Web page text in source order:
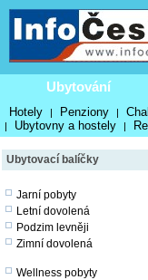
Ubytování
Hotely | Penziony |
| Ubytovny a hostely |
Ubytovací balíčky
Jarní pobyty
Letní dovolená
Podzim levněji
Zimní dovolená
Wellness pobyty